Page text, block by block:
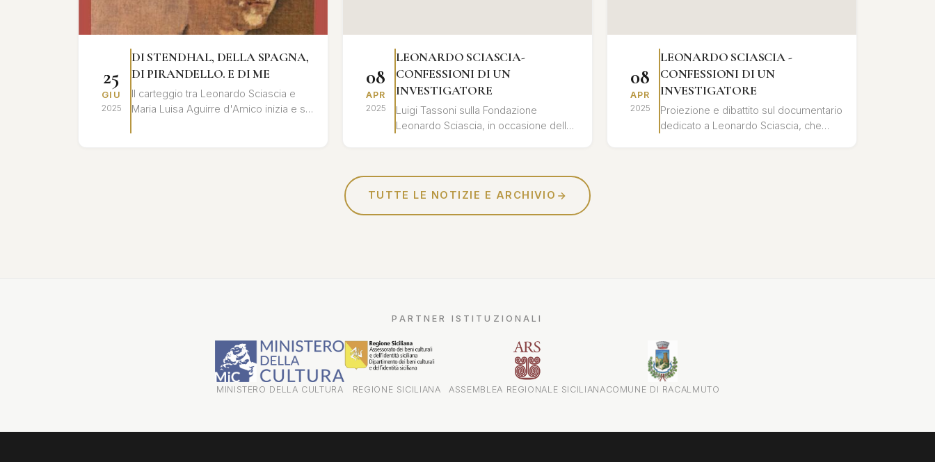
25
GIU
2025
DI STENDHAL, DELLA SPAGNA,
DI PIRANDELLO. E DI ME
Il carteggio tra Leonardo Sciascia e
Maria Luisa Aguirre d'Amico inizia e si
08
APR
2025
LEONARDO SCIASCIA-
CONFESSIONI DI UN
INVESTIGATORE
Luigi Tassoni sulla Fondazione
Leonardo Sciascia, in occasione della
08
APR
2025
LEONARDO SCIASCIA -
CONFESSIONI DI UN
INVESTIGATORE
Proiezione e dibattito sul documentario
dedicato a Leonardo Sciascia, che
TUTTE LE NOTIZIE E ARCHIVIO
PARTNER ISTITUZIONALI
MINISTERO DELLA CULTURA REGIONE SICILIANA ASSEMBLEA REGIONALE SICILIANACOMUNE DI RACALMUTO